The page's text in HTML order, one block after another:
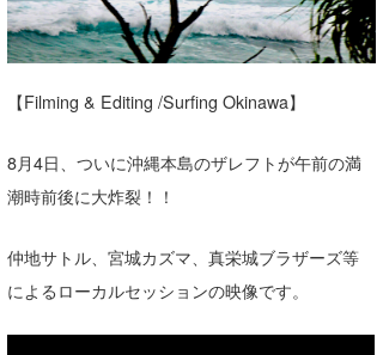
今月のプレゼント
【Filming & Editing /Surfing Okinawa】
8月4日、ついに沖縄本島のザレフトが午前の満
潮時前後に大炸裂！！
仲地サトル、宮城カズマ、真栄城ブラザーズ等
によるローカルセッションの映像です。
湘南
千葉北
伊豆
千葉南
四国
お知らせ
その他
ルール＆How to
VOTE!
サーファーズ